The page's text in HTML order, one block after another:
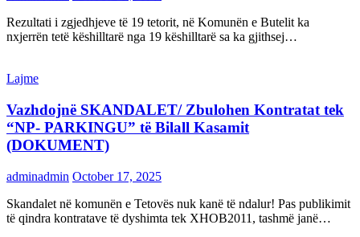
Rezultati i zgjedhjeve të 19 tetorit, në Komunën e Butelit ka
nxjerrën tetë këshilltarë nga 19 këshilltarë sa ka gjithsej…
Lajme
Vazhdojnë SKANDALET/ Zbulohen Kontratat tek
“NP- PARKINGU” të Bilall Kasamit
(DOKUMENT)
adminadmin October 17, 2025
Skandalet në komunën e Tetovës nuk kanë të ndalur! Pas publikimit
të qindra kontratave të dyshimta tek XHOB2011, tashmë janë…